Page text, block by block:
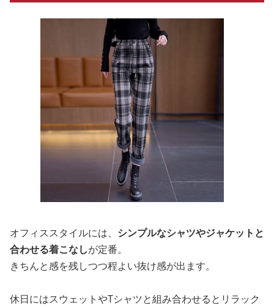
オフィススタイルには、 シンプルなシャツやジャケットと
合わせる着こなしが定番。
きちんと感を残しつつ程よい抜け感が出ます。
休日にはスウェットやTシャツと組み合わせるとリラック